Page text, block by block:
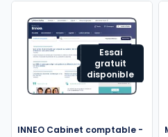
Essai
gratuit
disponible
INNEO Cabinet comptable -